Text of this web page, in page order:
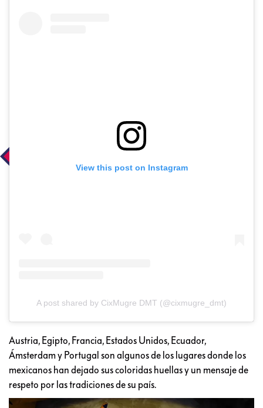
View this post on Instagram
A post shared by CixMugre DMT (@cixmugre_dmt)
Austria, Egipto, Francia, Estados Unidos, Ecuador,
Ámsterdam y Portugal son algunos de los lugares donde los
mexicanos han dejado sus coloridas huellas y un mensaje de
respeto por las tradiciones de su país.